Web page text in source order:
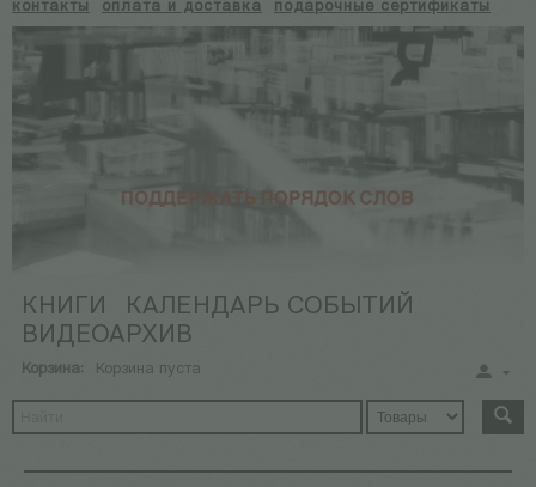
контакты оплата и доставка подарочные сертификаты
КНИГИ
КАЛЕНДАРЬ СОБЫТИЙ
ВИДЕОАРХИВ
Корзина: Корзина пуста